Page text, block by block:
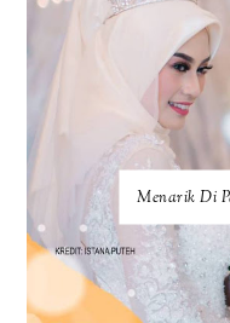
Menarik Di